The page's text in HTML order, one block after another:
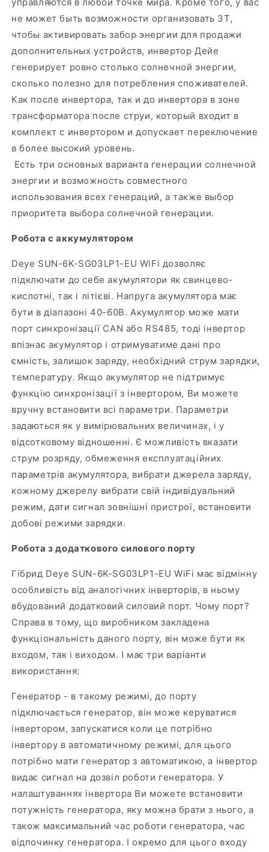
не может быть возможности организовать ЗТ,
чтобы активировать забор энергии для продажи
дополнительных устройств, инвертор Дейе
генерирует ровно столько солнечной энергии,
сколько полезно для потребления споживателей.
Как после инвертора, так и до инвертора в зоне
трансформатора после струи, который входит в
комплект с инвертором и допускает переключение
в более высокий уровень.
Есть три основных варианта генерации солнечной
энергии и возможность совместного
использования всех генераций, а также выбор
приоритета выбора солнечной генерации.
Робота с аккумулятором
Deye SUN-6K-SG03LP1-EU WiFi дозволяє
підключати до себе акумулятори як свинцево-
кислотні, так і літієві. Напруга акумулятора має
бути в діапазоні 40-60В. Акумулятор може мати
порт синхронізації CAN або RS485, тоді інвертор
впізнає акумулятор і отримуватиме дані про
ємність, залишок заряду, необхідний струм зарядки,
температуру. Якщо акумулятор не підтримує
функцію синхронізації з інвертором, Ви можете
вручну встановити всі параметри. Параметри
задаються як у вимірювальних величинах, і у
відсотковому відношенні. Є можливість вказати
струм розряду, обмеження експлуатаційних
параметрів акумулятора, вибрати джерела заряду,
кожному джерелу вибрати свій індивідуальний
режим, дати сигнал зовнішні пристрої, встановити
добові режими зарядки.
Робота з додаткового силового порту
Гібрид Deye SUN-6K-SG03LP1-EU WiFi має відмінну
особливість від аналогічних інверторів, в ньому
вбудований додатковий силовий порт. Чому порт?
Справа в тому, що виробником закладена
функціональність даного порту, він може бути як
входом, так і виходом. І має три варіанти
використання:
Генератор - в такому режимі, до порту
підключається генератор, він може керуватися
інвертором, запускатися коли це потрібно
інвертору в автоматичному режимі, для цього
потрібно мати генератор з автоматикою, а інвертор
видає сигнал на дозвіл роботи генератора. У
налаштуваннях інвертора Ви можете встановити
потужність генератора, яку можна брати з нього, а
також максимальний час роботи генератора, час
відпочинку генератора. І окремо для цього входу